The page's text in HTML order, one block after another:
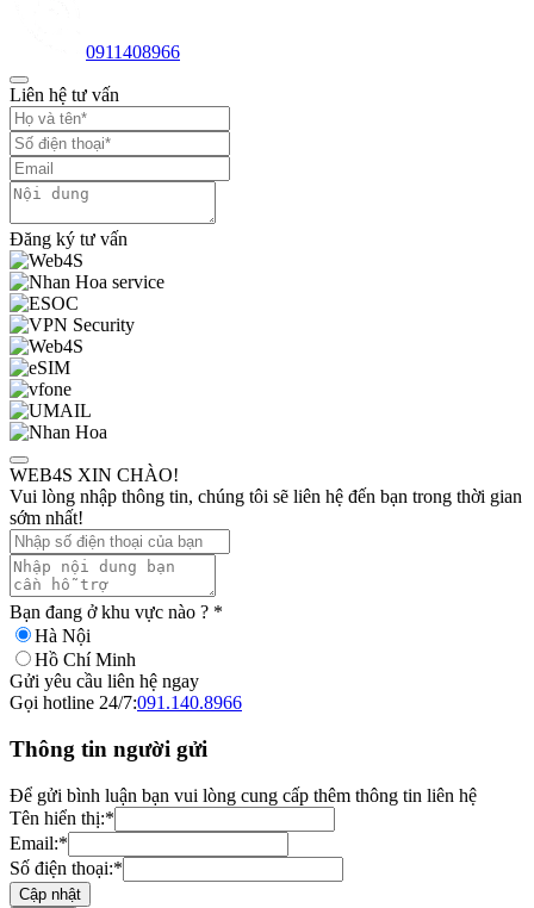
0911408966
Liên hệ tư vấn
Đăng ký tư vấn
WEB4S XIN CHÀO!
Vui lòng nhập thông tin, chúng tôi sẽ liên hệ đến bạn trong thời gian
sớm nhất!
Bạn đang ở khu vực nào ? *
Hà Nội
Hồ Chí Minh
Gửi yêu cầu liên hệ ngay
Gọi hotline 24/7:091.140.8966
Thông tin người gửi
Để gửi bình luận bạn vui lòng cung cấp thêm thông tin liên hệ
Tên hiển thị:*
Email:*
Số điện thoại:*
Cập nhật